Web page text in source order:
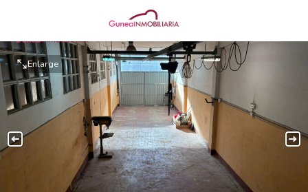
Enlarge